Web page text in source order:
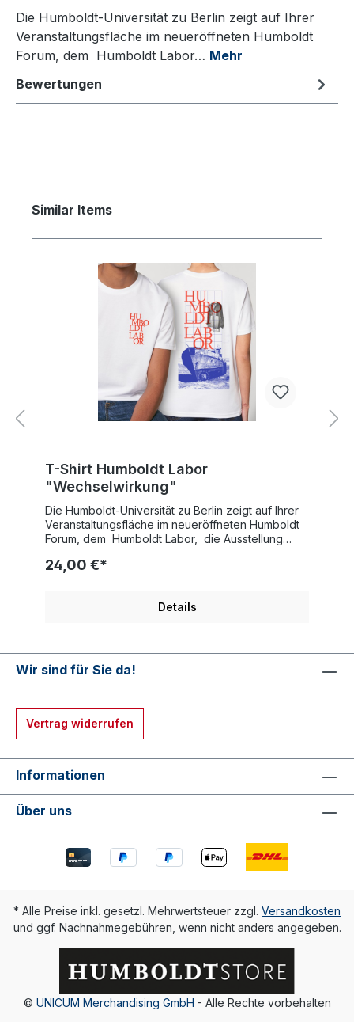
Die Humboldt-Universität zu Berlin zeigt auf Ihrer
Veranstaltungsfläche im neueröffneten Humboldt
Forum, dem Humboldt Labor… Mehr
Bewertungen
Produktgalerie überspringen
Similar Items
T-Shirt Humboldt Labor
"Wechselwirkung"
Die Humboldt-Universität zu Berlin zeigt auf Ihrer
Veranstaltungsfläche im neueröffneten Humboldt
Forum, dem Humboldt Labor, die Ausstellung
Shirts werden 2.700 Liter Wasser benötigt. Die
Aralsees. Schon Alexander von Humboldt
und Austrocknung von Seen. Seine
Untersuchungen der Verbindungen von
natürlichen und kulturellen Phänomenen und
ein Baumwollhemd und ein Schiff im
ausgetrockneten Aralsee. Material: 100% Bio-
Baumwolle aus kontrolliertem Anbau Farbe weiß
24,00 €*
Details
Wir sind für Sie da!
Vertrag widerrufen
Informationen
Über uns
* Alle Preise inkl. gesetzl. Mehrwertsteuer zzgl. Versandkosten
und ggf. Nachnahmegebühren, wenn nicht anders angegeben.
© UNICUM Merchandising GmbH - Alle Rechte vorbehalten